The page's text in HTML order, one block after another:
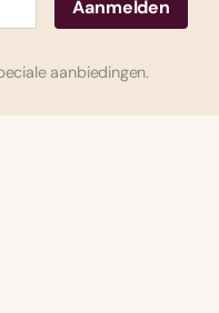
aanbiedingen.